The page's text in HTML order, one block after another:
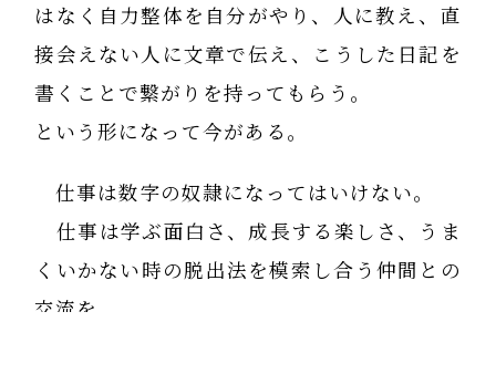
はなく自力整体を自分がやり、人に教え、直
接会えない人に文章で伝え、こうした日記を
書くことで繋がりを持ってもらう。
という形になって今がある。
仕事は数字の奴隷になってはいけない。
仕事は学ぶ面白さ、成長する楽しさ、うま
くいかない時の脱出法を模索し合う仲間との
交流を